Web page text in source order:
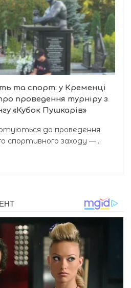
та спорт: у Кременці
проведення турніру з
«Кубок Пушкарів»
до проведення
спортивного заходу —...